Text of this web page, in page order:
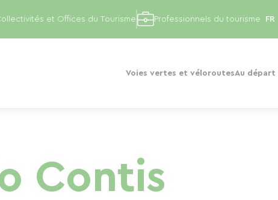
Voies vertes et véloroutesAu départ
et Offices du Tourisme Professionnels du tourisme
Contis